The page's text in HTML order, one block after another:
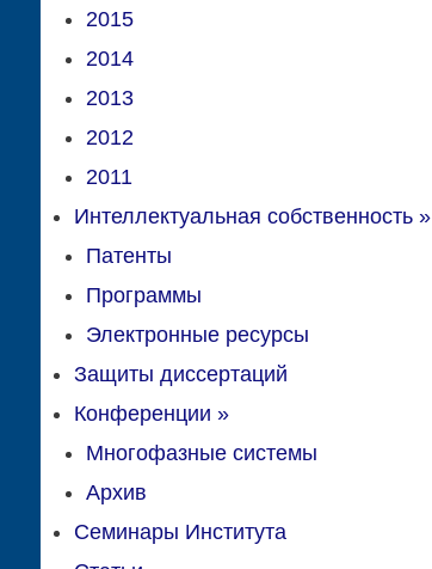
2015
2014
2013
2012
2011
Интеллектуальная собственность»
Патенты
Программы
Электронные ресурсы
Защиты диссертаций
Конференции »
Многофазные системы
Архив
Семинары Института